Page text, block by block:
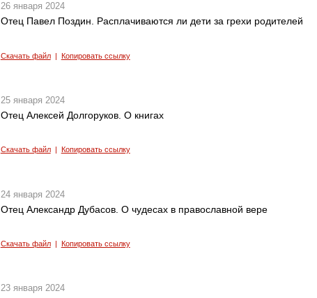
26 января 2024
Отец Павел Поздин. Расплачиваются ли дети за грехи родителей
Скачать файл| Копировать ссылку
25 января 2024
Отец Алексей Долгоруков. О книгах
Скачать файл| Копировать ссылку
24 января 2024
Отец Александр Дубасов. О чудесах в православной вере
Скачать файл| Копировать ссылку
23 января 2024